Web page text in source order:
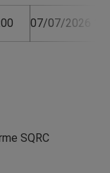
07/07/2026
SQRC